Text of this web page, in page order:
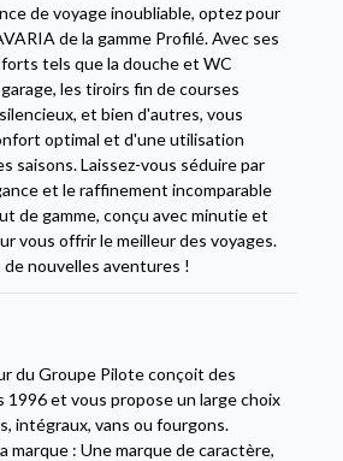
de voyage inoubliable, optez pour
de la gamme Profilé. Avec ses
tels que la douche et WC
les tiroirs fin de courses
et bien d'autres, vous
optimal et d'une utilisation
saisons. Laissez-vous séduire par
et le raffinement incomparable
de gamme, conçu avec minutie et
vous offrir le meilleur des voyages.
nouvelles aventures !
du Groupe Pilote conçoit des
1996 et vous propose un large choix
intégraux, vans ou fourgons.
marque : Une marque de caractère,